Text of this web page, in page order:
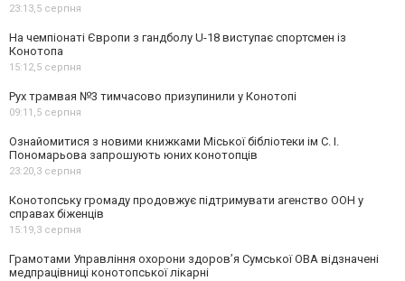
23:13,5 серпня
На чемпіонаті Європи з гандболу U-18 виступає спортсмен із
Конотопа
15:12,5 серпня
Рух трамвая №3 тимчасово призупинили у Конотопі
09:11,5 серпня
Ознайомитися з новими книжками Міської бібліотеки ім С. І.
Пономарьова запрошують юних конотопців
23:20,3 серпня
Конотопську громаду продовжує підтримувати агенство ООН у
справах біженців
15:19,3 серпня
Грамотами Управління охорони здоров’я Сумської ОВА відзначені
медпрацівниці конотопської лікарні